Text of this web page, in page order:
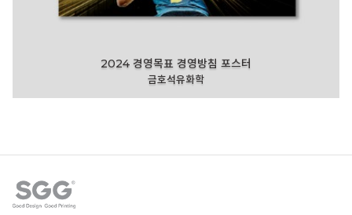
2024 경영목표 경영방침 포스터
금호석유화학